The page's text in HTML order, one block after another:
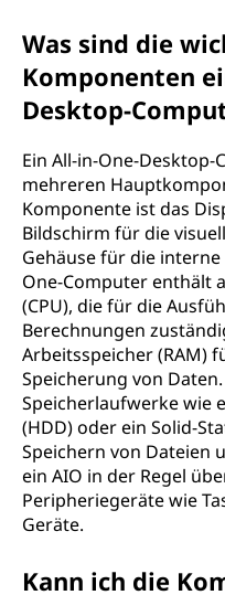
m
Was sind die
Komponenten
Desktop-
Ein All-in-One-
mehreren
Komponente ist das
Bildschirm für die
Gehäuse für die
One-Computer enthält
(CPU), die für die
Berechnungen
Arbeitsspeicher (RAM)
Speicherung von
Speicherlaufwerke wie
(HDD) oder ein Solid-
Speichern von Dateien
ein AIO in der Regel
Peripheriegeräte wie
Geräte.
Kann ich die